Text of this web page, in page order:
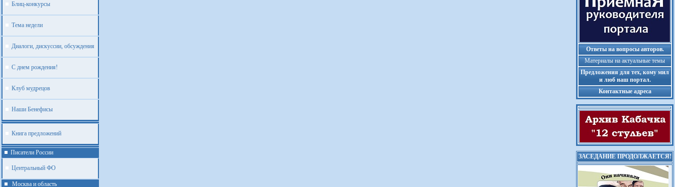
Блиц-конкурсы
Тема недели
Диалоги, дискуссии, обсуждения
С днем рождения!
Клуб мудрецов
Наши Бенефисы
Книга предложений
Писатели России
Центральный ФО
Москва и область
Ответы на вопросы авторов.
Материалы на актуальные темы
Предложения для тех, кому мил
и люб наш портал.
Контактные адреса
ЗАСЕДАНИЕ ПРОДОЛЖАЕТСЯ!